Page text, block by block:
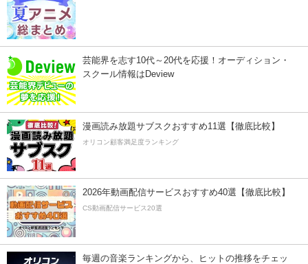
芸能界を志す10代～20代を応援！オーディション・
スクール情報はDeview
漫画読み放題サブスクおすすめ11選【徹底比較】
オリコン顧客満足度ランキング
2026年動画配信サービスおすすめ40選【徹底比較】
CS動画配信サービス20選
毎週の音楽ランキングから、ヒットの推移をチェッ